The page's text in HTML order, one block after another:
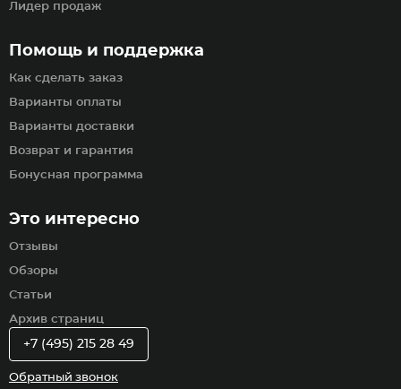
Помощь и поддержка
Как сделать заказ
Варианты оплаты
Варианты доставки
Возврат и гарантия
Бонусная программа
Лидер продаж
Это интересно
Отзывы
Обзоры
Статьи
Архив страниц
+7 (495) 215 28 49
Обратный звонок